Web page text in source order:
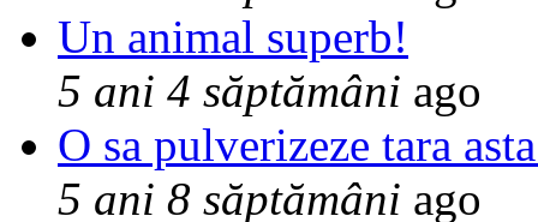
Un animal superb!
5 ani 4 săptămâni ago
O sa pulverizeze tara
5 ani 8 săptămâni ago